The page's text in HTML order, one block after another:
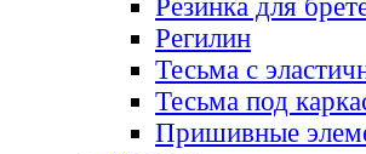
Резинка для
Регилин
Тесьма с
Тесьма под
Пришивные